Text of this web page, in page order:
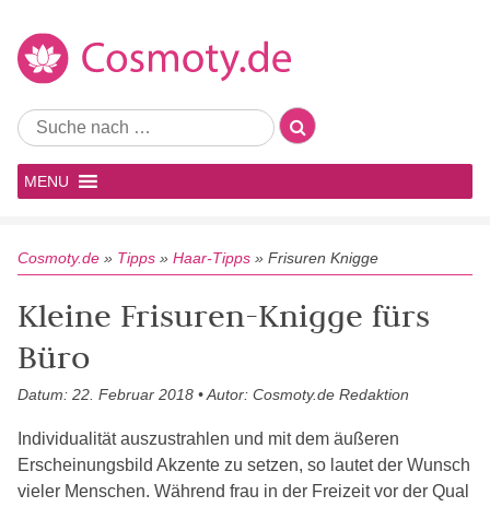
MENU
Cosmoty.de » Tipps » Haar-Tipps » Frisuren Knigge
Kleine Frisuren-Knigge fürs
Büro
Datum: 22. Februar 2018 • Autor: Cosmoty.de Redaktion
Individualität auszustrahlen und mit dem äußeren
Erscheinungsbild Akzente zu setzen, so lautet der Wunsch
vieler Menschen. Während frau in der Freizeit vor der Qual